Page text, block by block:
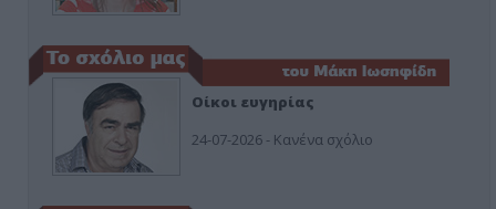
Οίκοι ευγηρίας
24-07-2026 - Κανένα σχόλιο